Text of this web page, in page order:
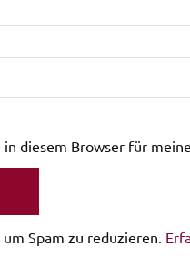
diesem Browser für
Spam zu reduzieren.